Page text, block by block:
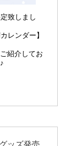
致しまし
レンダー】
紹介してお